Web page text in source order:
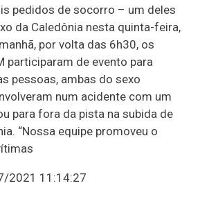
pedidos de socorro – um deles
da Caledônia nesta quinta-feira,
por volta das 6h30, os
participaram de evento para
pessoas, ambas do sexo
num acidente com um
para fora da pista na subida de
“Nossa equipe promoveu o
2021 11:14:27